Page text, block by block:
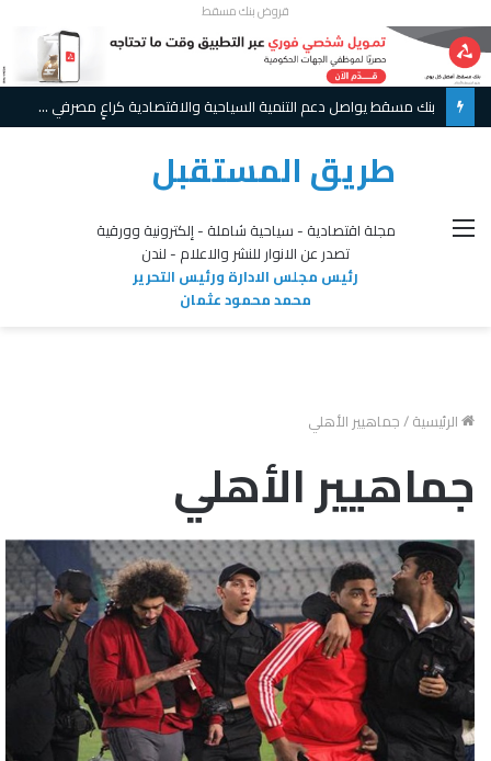
قروض بنك مسقط
بنك مسقط يواصل دعم التنمية السياحية والاقتصادية كراعٍ مصرفي لملتقى أجواء الأشخرة 2026
طريق المستقبل
مجلة اقتصادية - سياحية شاملة - إلكترونية وورقية
تصدر عن الانوار للنشر والاعلام - لندن
رئيس مجلس الادارة ورئيس التحرير
محمد محمود عثمان
القائمة
الرئيسية/جماهيير الأهلي
جماهيير الأهلي